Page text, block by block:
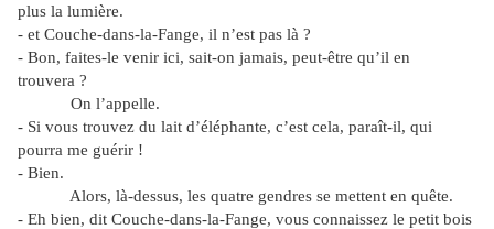
plus la lumière.
- et Couche-dans-la-Fange, il n’est pas là ?
- Bon, faites-le venir ici, sait-on jamais, peut-être qu’il en
trouvera ?
On l’appelle.
- Si vous trouvez du lait d’éléphante, c’est cela, paraît-il, qui
pourra me guérir !
- Bien.
Alors, là-dessus, les quatre gendres se mettent en quête.
- Eh bien, dit Couche-dans-la-Fange, vous connaissez le petit bois